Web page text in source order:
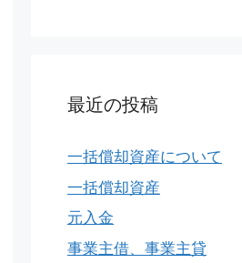
最近の投稿
一括償却資産について
一括償却資産
元入金
事業主借、事業主貸